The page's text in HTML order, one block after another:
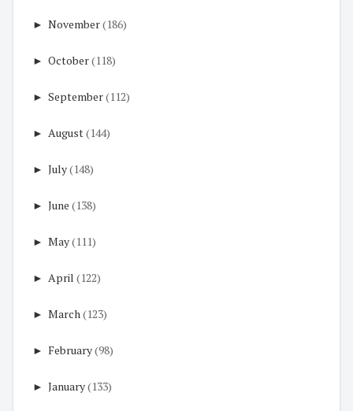
► November(186)
► October(118)
► September(112)
► August(144)
► July(148)
► June (138)
► May(111)
► April (122)
► March(123)
► February(98)
► January(133)